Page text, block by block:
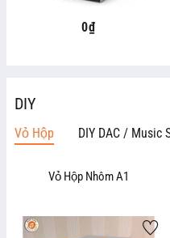
Regular
0₫
DIY
Vỏ Hộp DIY DAC / Music
Vỏ Hộp Nhôm A1